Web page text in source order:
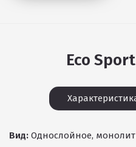
Eco
Вид: Однослойное,